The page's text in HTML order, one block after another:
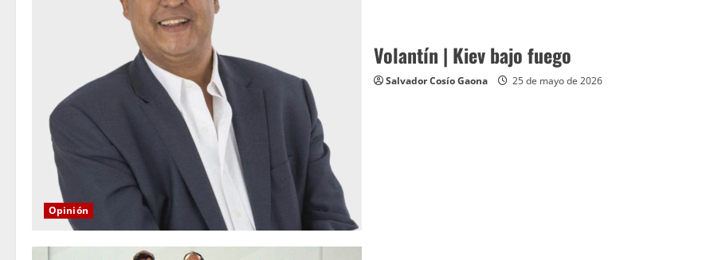
Opinión
Volantín | Kiev bajo fuego
Salvador Cosío Gaona 25 de mayo de 2026